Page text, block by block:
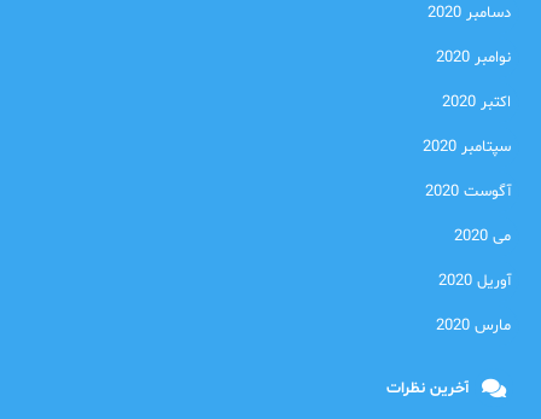
دسامبر 2020
نوامبر 2020
اکتبر 2020
سپتامبر 2020
آگوست 2020
می 2020
آوریل 2020
مارس 2020
آخرین نظرات